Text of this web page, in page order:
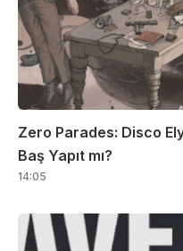
Zero Parades: Disco
Baş Yapıt mı?
14:05